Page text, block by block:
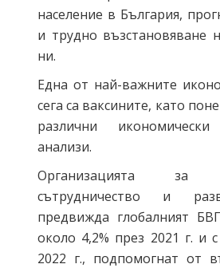
население в България,
и трудно възстановяване
ни.
Една от най-важните
сега са ваксините, като
различни
анализи.
Организацията за
сътрудничество и
предвижда глобалният
около 4,2% през 2021 г. и
2022 г., подпомогнат от